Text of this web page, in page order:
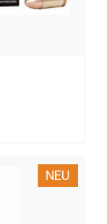
NEU